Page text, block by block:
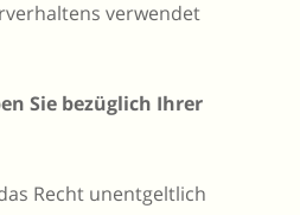
verwendet
Sie bezüglich Ihrer
Recht unentgeltlich